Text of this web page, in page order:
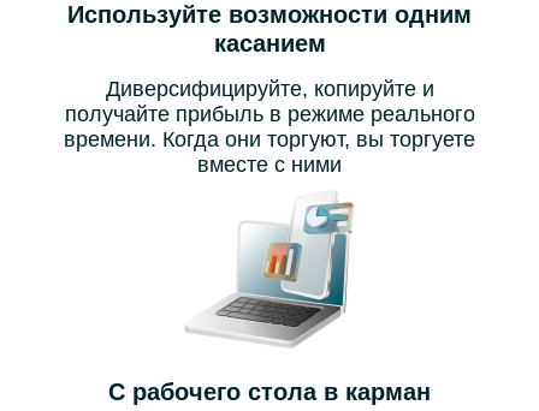
Используйте возможности одним
касанием
Диверсифицируйте, копируйте и
получайте прибыль в режиме реального
времени. Когда они торгуют, вы торгуете
вместе с ними
С рабочего стола в карман